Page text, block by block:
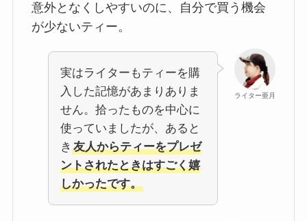
意外となくしやすいのに、自分で買う機会
が少ないティー。
ライター亜月
実はライターもティーを購
入した記憶があまりありま
せん。拾ったものを中心に
使っていましたが、あると
き 友人からティーをプレゼ
ントされたときはすごく嬉
しかったです。